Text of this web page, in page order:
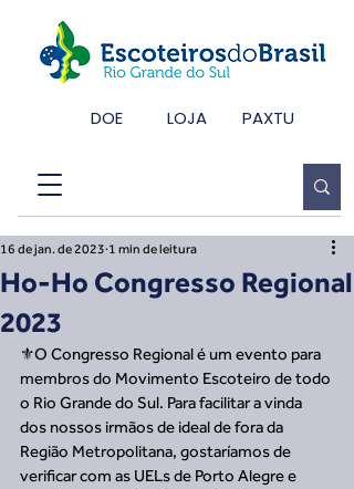
DOE LOJA PAXTU
Ho-Ho Congresso Regional
2023
16 de jan. de 2023 1 min de leitura
⚜️O Congresso Regional é um evento para
membros do Movimento Escoteiro de todo
o Rio Grande do Sul. Para facilitar a vinda
dos nossos irmãos de ideal de fora da
Região Metropolitana, gostaríamos de
verificar com as UELs de Porto Alegre e